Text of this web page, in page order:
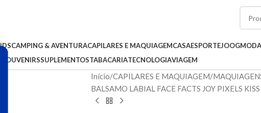
CAMPING & AVENTURACAPILARES E MAQUIAGEMCASAESPORTEJOOG
SOUVENIRSSUPLEMENTOSTABACARIATECNOLOGIAVIAGEM
Início CAPILARES E MAQUIAGEM
BALSAMO LABIAL FACE FACTS JOY PIXELS